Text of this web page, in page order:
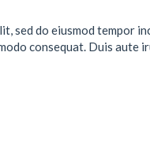
sed do eiusmod tempor
consequat. Duis aute